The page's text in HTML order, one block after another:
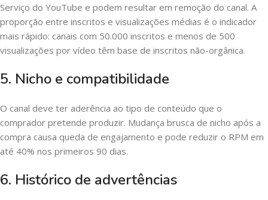
Serviço do YouTube e podem resultar em remoção do canal. A
proporção entre inscritos e visualizações médias é o indicador
mais rápido: canais com 50.000 inscritos e menos de 500
visualizações por vídeo têm base de inscritos não-orgânica.
5. Nicho e compatibilidade
O canal deve ter aderência ao tipo de conteúdo que o
comprador pretende produzir. Mudança brusca de nicho após a
compra causa queda de engajamento e pode reduzir o RPM em
até 40% nos primeiros 90 dias.
6. Histórico de advertências